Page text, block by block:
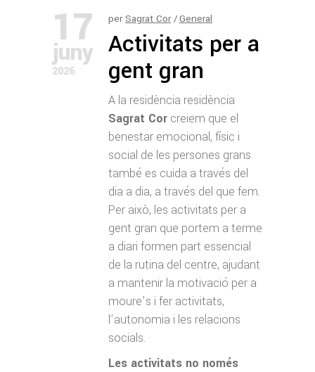
17
juny
2026
perSagrat Cor General
Activitats per a
gent gran
A la residència residència
Sagrat Cor creiem que el
benestar emocional, físic i
social de les persones grans
també es cuida a través del
dia a dia, a través del que fem.
Per això, les activitats per a
gent gran que portem a terme
a diari formen part essencial
de la rutina del centre, ajudant
a mantenir la motivació per a
moure’s i fer activitats,
l’autonomia i les relacions
socials.
Les activitats no només